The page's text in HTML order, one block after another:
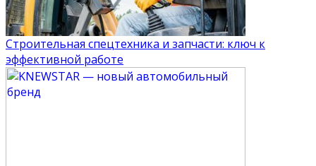
Строительная спецтехника и запчасти: ключ к
эффективной работе